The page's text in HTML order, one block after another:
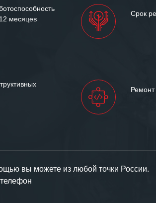
месяцев
Срок
вы можете из любой точки России.